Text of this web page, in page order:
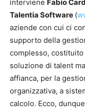
interviene Fabio
Talentia Software (
aziende con cui ci
supporto della
complesso,
soluzione di talent
affianca, per la
organizzativa, a
calcolo. Ecco,